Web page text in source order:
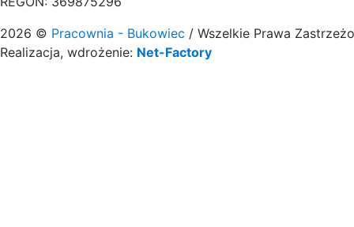
2026 © Pracownia - Bukowiec / Wszelkie Prawa
Realizacja, wdrożenie: Net-Factory